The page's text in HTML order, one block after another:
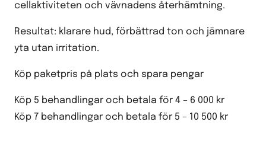
cellaktiviteten och vävnadens återhämtning.
Resultat: klarare hud, förbättrad ton och jämnare
yta utan irritation.
Köp paketpris på plats och spara pengar
Köp 5 behandlingar och betala för 4 – 6 000 kr
Köp 7 behandlingar och betala för 5 – 10 500 kr